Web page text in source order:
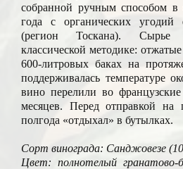
собранной ручным способом в
года с органических угодий
(регион Тоскана). Сырье
классической методике:
600-литровых баках на
поддерживалась температуре
вино перелили во
месяцев. Перед отправкой на
полгода «отдыхал» в бутылках.
Сорт винограда: Санджовезе
Цвет: полнотелый гранатово-